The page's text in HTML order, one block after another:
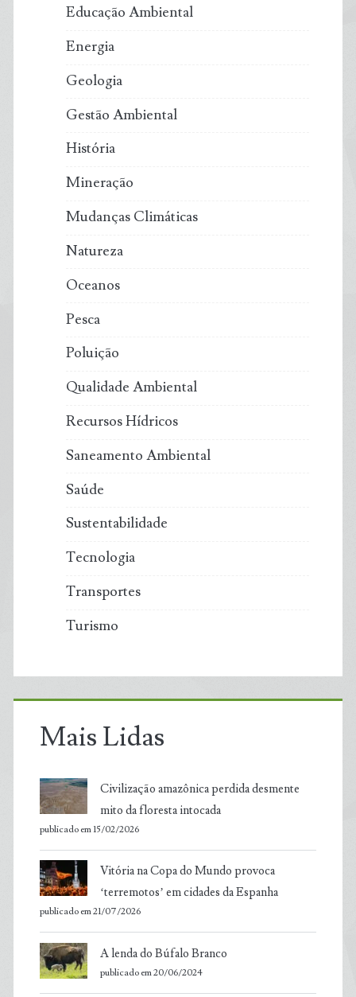
Educação Ambiental
Energia
Geologia
Gestão Ambiental
História
Mineração
Mudanças Climáticas
Natureza
Oceanos
Pesca
Poluição
Qualidade Ambiental
Recursos Hídricos
Saneamento Ambiental
Saúde
Sustentabilidade
Tecnologia
Transportes
Turismo
Mais Lidas
Civilização amazônica perdida desmente
mito da floresta intocada
publicado em 15/02/2026
Vitória na Copa do Mundo provoca
‘terremotos’ em cidades da Espanha
publicado em 21/07/2026
A lenda do Búfalo Branco
publicado em 20/06/2024